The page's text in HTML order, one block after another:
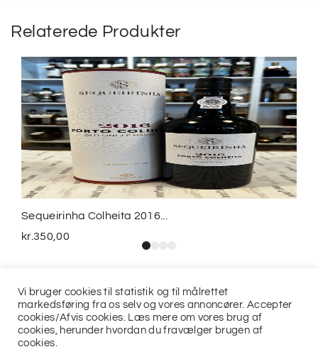
Relaterede Produkter
Sequeirinha Colheita 2016...
kr.350,00
Vi bruger cookies til statistik og til målrettet
markedsføring fra os selv og vores annoncører. Accepter
cookies/Afvis cookies. Læs mere om vores brug af
cookies, herunder hvordan du fravælger brugen af
cookies.